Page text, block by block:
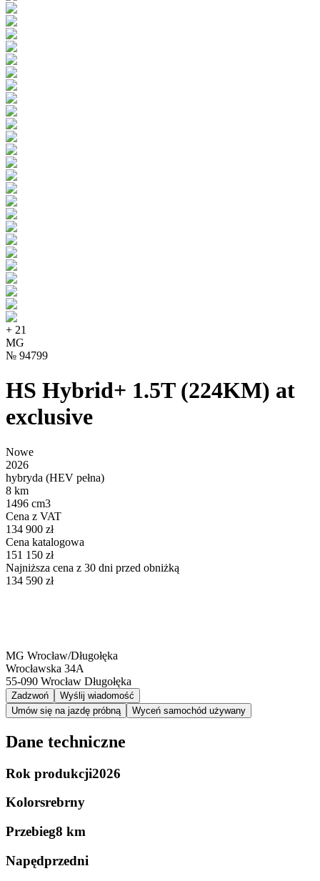
+ 21
MG
№ 94799
HS Hybrid+ 1.5T (224KM) at
exclusive
Nowe
2026
hybryda (HEV pełna)
8 km
1496 cm3
Cena z VAT
134 900 zł
Cena katalogowa
151 150 zł
Najniższa cena z 30 dni przed obniżką
134 590 zł
MG Wrocław/Długołęka
Wrocławska 34A
55-090 Wrocław Długołęka
Zadzwoń
Wyślij wiadomość
Umów się na jazdę próbną
Wyceń samochód używany
Dane techniczne
Rok produkcji2026
Kolorsrebrny
Przebieg8 km
Napędprzedni